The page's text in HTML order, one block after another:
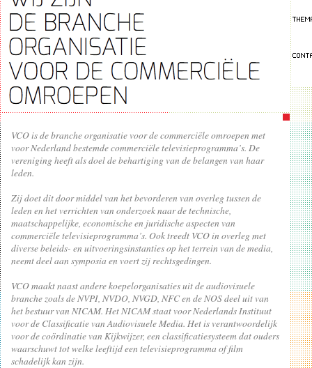
VCO is de branche organisatie voor de commerciële omroepen met
voor Nederland bestemde commerciële televisieprogramma’s. De
vereniging heeft als doel de behartiging van de belangen van haar
leden.
Zij doet dit door middel van het bevorderen van overleg tussen de
leden en het verrichten van onderzoek naar de technische,
maatschappelijke, economische en juridische aspecten van
commerciële televisieprogramma’s. Ook treedt VCO in overleg met
diverse beleids- en uitvoeringsinstanties op het terrein van de media,
neemt deel aan symposia en voert zij rechtsgedingen.
VCO maakt naast andere koepelorganisaties uit de audiovisuele
branche zoals de NVPI, NVDO, NVGD, NFC en de NOS deel uit van
het bestuur van NICAM. Het NICAM staat voor Nederlands Instituut
voor de Classificatie van Audiovisuele Media. Het is verantwoordelijk
voor de coördinatie van Kijkwijzer, een classificatiesysteem dat ouders
waarschuwt tot welke leeftijd een televisieprogramma of film
schadelijk kan zijn.